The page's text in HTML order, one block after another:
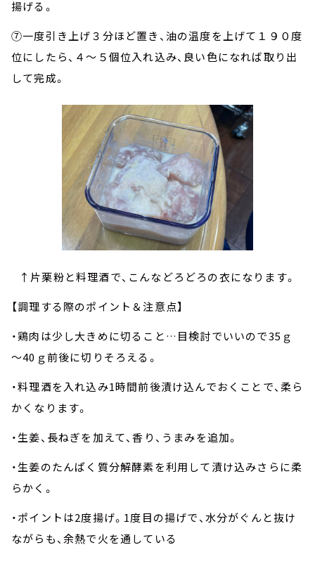
揚げる。
⑦一度引き上げ３分ほど置き、油の温度を上げて１９０度
位にしたら、４～５個位入れ込み、良い色になれば取り出
して完成。
↑片栗粉と料理酒で、こんなどろどろの衣になります。
【調理する際のポイント＆注意点】
・鶏肉は少し大きめに切ること…目検討でいいので35ｇ
～40ｇ前後に切りそろえる。
・料理酒を入れ込み1時間前後漬け込んでおくことで、柔ら
かくなります。
・生姜、長ねぎを加えて、香り、うまみを追加。
・生姜のたんぱく質分解酵素を利用して漬け込みさらに柔
らかく。
・ポイントは2度揚げ。1度目の揚げで、水分がぐんと抜け
ながらも、余熱で火を通している